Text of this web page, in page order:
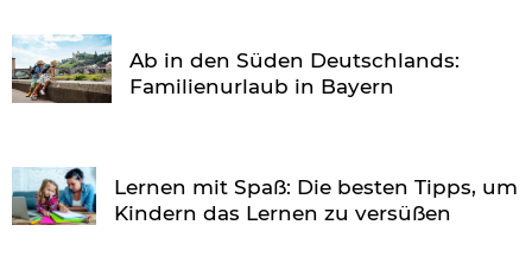
Ab in den Süden Deutschlands:
Familienurlaub in Bayern
Lernen mit Spaß: Die besten Tipps, um
Kindern das Lernen zu versüßen